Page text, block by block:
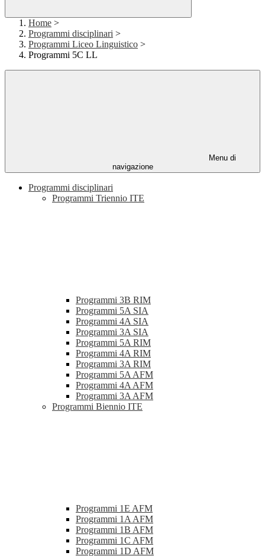
Home >
Programmi disciplinari >
Programmi Liceo Linguistico >
Programmi 5C LL
Menu di
navigazione
Programmi disciplinari
Programmi Triennio ITE
Programmi 3B RIM
Programmi 5A SIA
Programmi 4A SIA
Programmi 3A SIA
Programmi 5A RIM
Programmi 4A RIM
Programmi 3A RIM
Programmi 5A AFM
Programmi 4A AFM
Programmi 3A AFM
Programmi Biennio ITE
Programmi 1E AFM
Programmi 1A AFM
Programmi 1B AFM
Programmi 1C AFM
Programmi 1D AFM